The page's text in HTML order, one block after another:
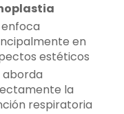
enfoca
en
estéticos
aborda
la
respiratoria